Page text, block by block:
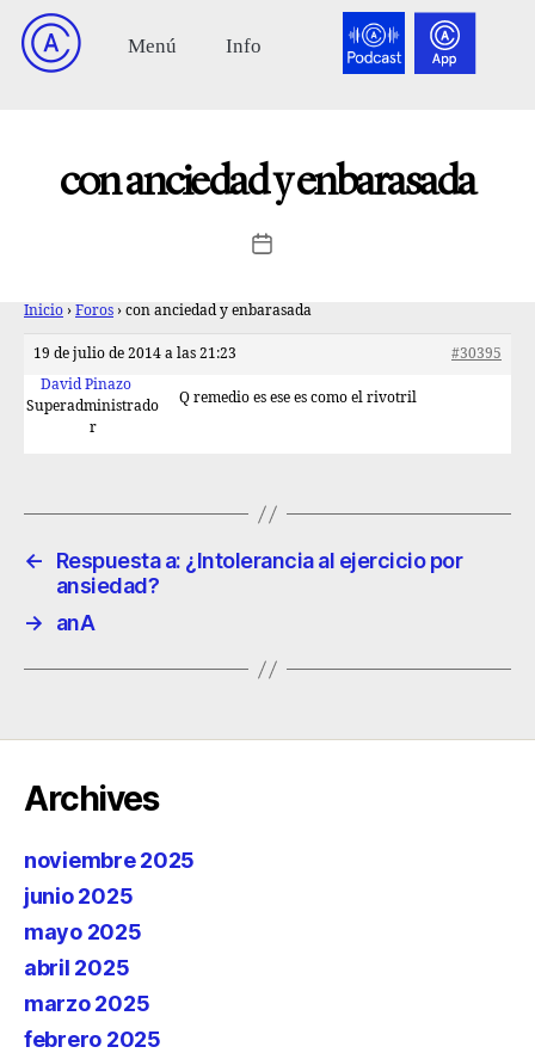
con anciedad y enbarasada
Inicio › Foros › con anciedad y enbarasada
19 de julio de 2014 a las 21:23
#30395
David Pinazo
Superadministrado
r
Q remedio es ese es como el rivotril
←
Respuesta a: ¿Intolerancia al ejercicio por
ansiedad?
→
anA
Archives
noviembre 2025
junio 2025
mayo 2025
abril 2025
marzo 2025
febrero 2025